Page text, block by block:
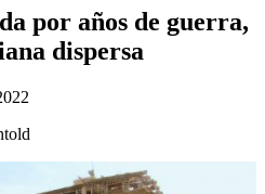
por años de guerra,
dispersa